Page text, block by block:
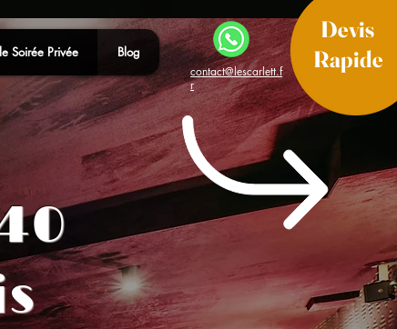
Devis
Rapide
Soirée Privée Blog
contact@lescarlett.f
r